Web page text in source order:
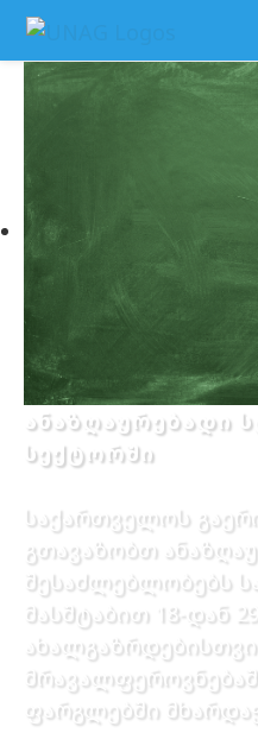
ანაზღაურებადი
სექტორში
საქართველოს
გთავაზობთ
შესაძლებლობებს
მასშტაბით 18-დან
ფარგლებში